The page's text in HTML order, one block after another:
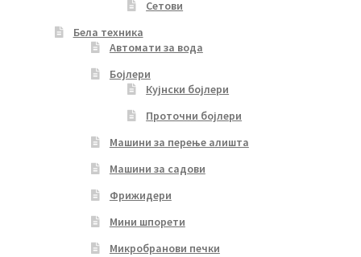
Сетови
Бела техника
Автомати за вода
Бојлери
Кујнски бојлери
Проточни бојлери
Машини за перење алишта
Машини за садови
Фрижидери
Мини шпорети
Микробранови печки